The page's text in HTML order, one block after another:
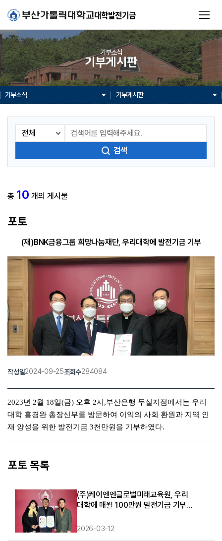
대학발전기금
기부소식
기부게시판
기부소식 기부게시판
검색
총 10 개의 게시물
포토
(재)BNK금융그룹 희망나눔재단, 우리대학에 발전기금 기부
작성일2024-09-25조회수284084
2023년 2월 18일(금) 오후 2시,부산은행 두실지점에서는 우리
대학 홍경완 총장신부를 방문하여 이익의 사회 환원과 지역 인
재 양성을 위한 발전기금 3천만원을 기부하였다.
포토 목록
(주)케이엔엔글로벌미래교육원, 우리
대학에 매월 100만원 발전기금 기부
2026-03-12